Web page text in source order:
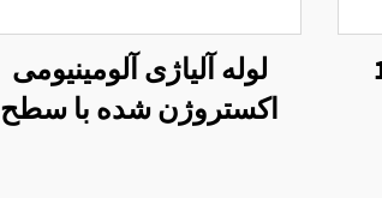
لوله آلیاژی آلومینیومی
اکستروژن شده با سطح